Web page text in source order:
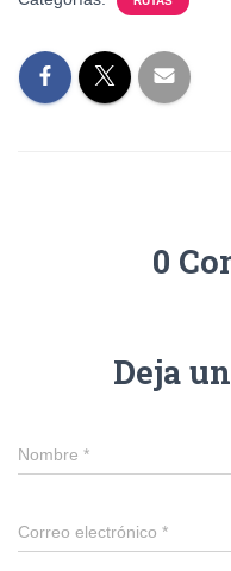
0
Deja
Nombre *
Correo electrónico *